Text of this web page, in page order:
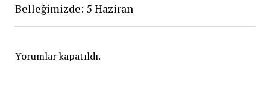
Belleğimizde: 5 Haziran
Yorumlar kapatıldı.